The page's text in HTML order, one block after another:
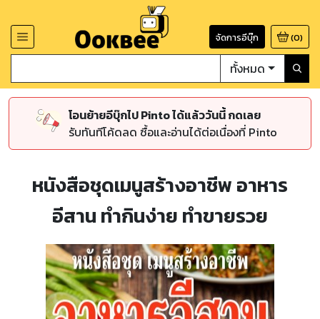
จัดการอีบุ๊ก (0)
ทั้งหมด
โอนย้ายอีบุ๊กไป Pinto ได้แล้ววันนี้ กดเลย
รับทันทีโค้ดลด ซื้อและอ่านได้ต่อเนื่องที่ Pinto
หนังสือชุดเมนูสร้างอาชีพ อาหาร
อีสาน ทำกินง่าย ทำขายรวย